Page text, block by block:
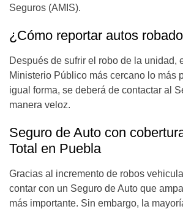
Seguros (AMIS).
¿Cómo reportar autos
Después de sufrir el robo de la unidad,
Ministerio Público más cercano lo más
igual forma, se deberá de contactar al
manera veloz.
Seguro de Auto con
Total en Puebla
Gracias al incremento de robos
contar con un Seguro de Auto que
más importante. Sin embargo, la